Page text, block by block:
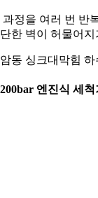
과정을 여러 번 반
한 벽이 허물어
동 싱크대막힘
엔진식 세